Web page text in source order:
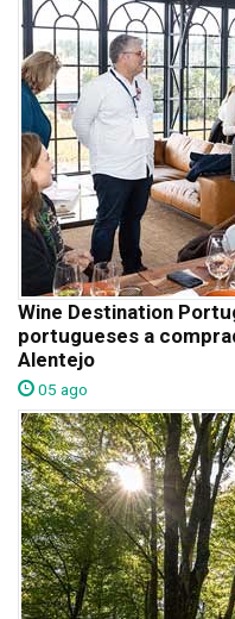
Wine Destination
portugueses a
Alentejo
05 ago